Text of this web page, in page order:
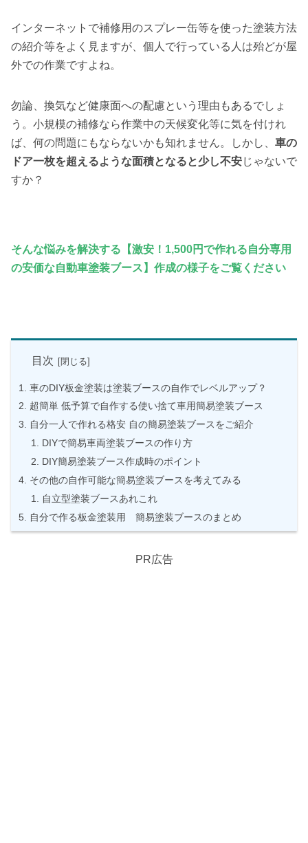
インターネットで補修用のスプレー缶等を使った塗装方法
の紹介等をよく見ますが、個人で行っている人は殆どが屋
外での作業ですよね。
勿論、換気など健康面への配慮という理由もあるでしょ
う。小規模の補修なら作業中の天候変化等に気を付けれ
ば、何の問題にもならないかも知れません。しかし、 車の
ドア一枚を超えるような面積となると少し不安じゃないで
すか？
そんな悩みを解決する【激安！1,500円で作れる自分専用
の安価な自動車塗装ブース】作成の様子をご覧ください
目次
車のDIY板金塗装は塗装ブースの自作でレベルアップ？
超簡単 低予算で自作する使い捨て車用簡易塗装ブース
自分一人で作れる格安 自の簡易塗装ブースをご紹介
DIYで簡易車両塗装ブースの作り方
DIY簡易塗装ブース作成時のポイント
その他の自作可能な簡易塗装ブースを考えてみる
自立型塗装ブースあれこれ
自分で作る板金塗装用 簡易塗装ブースのまとめ
PR広告